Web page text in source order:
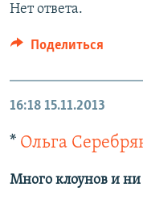
Нет ответа.
Поделиться
16:18 15.11.2013
* Ольга
Много клоунов и ни